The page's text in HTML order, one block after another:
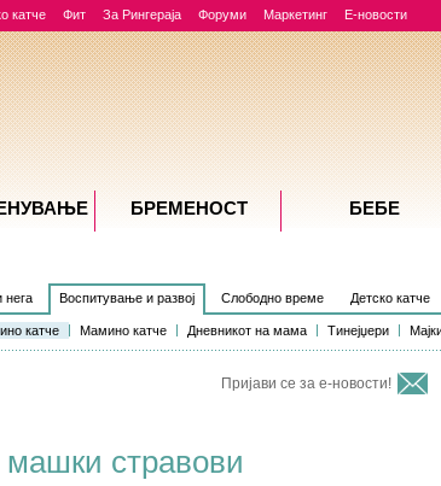
катче Фит За Рингераја Форуми Маркетинг Е-новости
нега Воспитување и развој
катче Мамино катче Дневникот на мама Тинејџери
Слободно време Детско катче
Пријави се за е-новости!
стравови
БРЕМЕНОСТ БЕБЕ